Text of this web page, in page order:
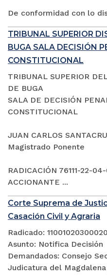
De conformidad con lo
TRIBUNAL SUPERIOR
BUGA SALA DECISIÓN
CONSTITUCIONAL
TRIBUNAL SUPERIOR
DE BUGA
SALA DE DECISIÓN
CONSTITUCIONAL
JUAN CARLOS
Magistrado Ponente
RADICACIÓN 76111-22-
ACCIONANTE ...
Corte Suprema de
Casación Civil y Agraria
Radicado:
Asunto: Notifica Decisión
Demandados: Consejo
Judicatura del